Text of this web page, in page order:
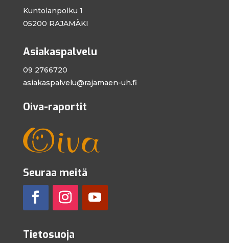
Kuntolanpolku 1
05200 RAJAMÄKI
Asiakaspalvelu
09 2766720
asiakaspalvelu@rajamaen-uh.fi
Oiva-raportit
Seuraa meitä
Tietosuoja